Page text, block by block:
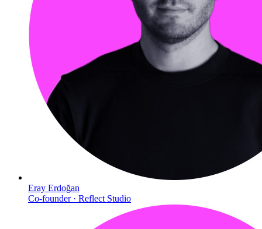
Eray Erdoğan
Co-founder · Reflect Studio